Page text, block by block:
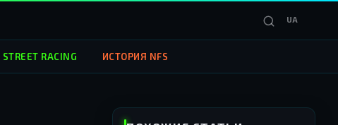
UA
STREET RACING ИСТОРИЯ NFS